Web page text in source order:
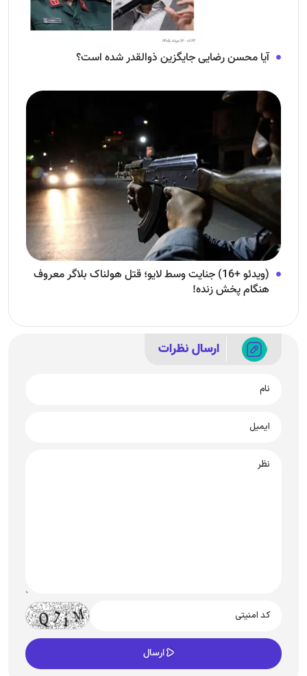
آیا محسن رضایی جایگزین ذوالقدر شده است؟
(ویدئو +16) جنایت وسط لایو؛ قتل هولناک بلاگر معروف
هنگام پخش زنده!
ارسال نظرات